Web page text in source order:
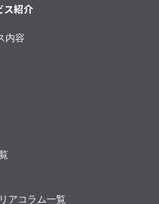
紹介
内容
アコラム一覧